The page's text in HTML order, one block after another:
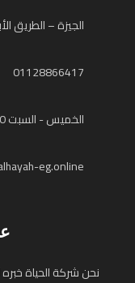
الجيزة – الطريق
01128866417⁩
الخميس - السبت 09:00ص - 06:00م
eg.online